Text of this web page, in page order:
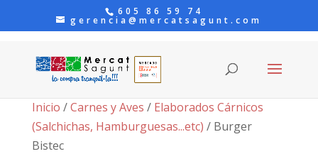
605 86 59 74
gerencia@mercatsagunt.com
Inicio /Carnes y Aves / Elaborados Cárnicos
(Salchichas, Hamburguesas...etc) / Burger
Bistec